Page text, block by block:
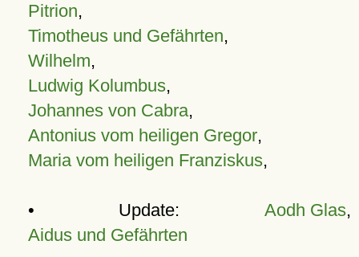
Pitrion,
Timotheus und Gefährten,
Wilhelm,
Ludwig Kolumbus,
Johannes von Cabra,
Antonius vom heiligen Gregor,
Maria vom heiligen Franziskus,
• Update: Aodh Glas,
Aidus und Gefährten